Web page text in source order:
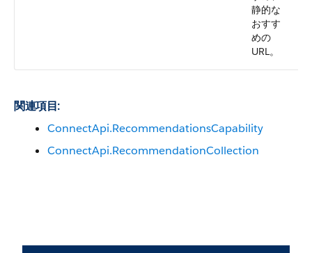
静的な
おすす
めの
URL。
関連項目:
ConnectApi.RecommendationsCapability
ConnectApi.RecommendationCollection